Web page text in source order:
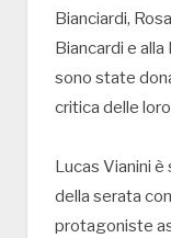
Bianciardi,
Biancardi e alla
sono state
critica delle
Lucas Vianini
della serata
protagoniste